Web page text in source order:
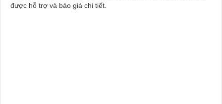
được hỗ trợ và báo giá chi tiết